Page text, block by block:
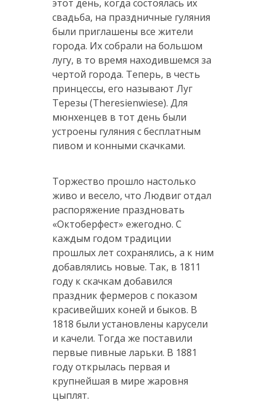
этот день, когда состоялась их
свадьба, на праздничные гуляния
были приглашены все жители
города. Их собрали на большом
лугу, в то время находившемся за
чертой города. Теперь, в честь
принцессы, его называют Луг
Терезы (Theresienwiese). Для
мюнхенцев в тот день были
устроены гуляния с бесплатным
пивом и конными скачками.
Торжество прошло настолько
живо и весело, что Людвиг отдал
распоряжение праздновать
«Октоберфест» ежегодно. С
каждым годом традиции
прошлых лет сохранялись, а к ним
добавлялись новые. Так, в 1811
году к скачкам добавился
праздник фермеров с показом
красивейших коней и быков. В
1818 были установлены карусели
и качели. Тогда же поставили
первые пивные ларьки. В 1881
году открылась первая и
крупнейшая в мире жаровня
цыплят.